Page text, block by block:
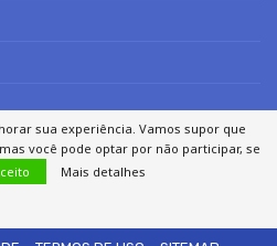
sua experiência. Vamos supor que
você pode optar por não participar, se
Mais detalhes